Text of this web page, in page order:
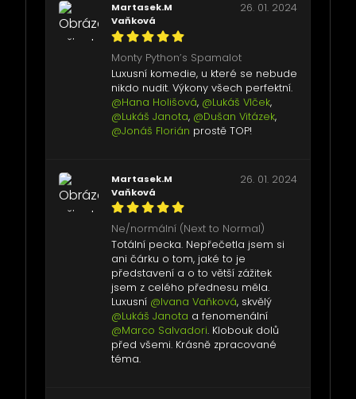
Martasek.M
Vaňková
26. 01. 2024
Monty Python’s Spamalot
Luxusní komedie, u které se nebude
nikdo nudit. Výkony všech perfektní.
@Hana Holišová, @Lukáš Vlček,
@Lukáš Janota, @Dušan Vitázek,
@Jonáš Florián prostě TOP!
Martasek.M
Vaňková
26. 01. 2024
Ne/normální (Next to Normal)
Totální pecka. Nepřečetla jsem si
ani čárku o tom, jaké to je
představení a o to větší zážitek
jsem z celého přednesu měla.
Luxusní @Ivana Vaňková, skvělý
@Lukáš Janota a fenomenální
@Marco Salvadori. Klobouk dolů
před všemi. Krásně zpracované
téma.